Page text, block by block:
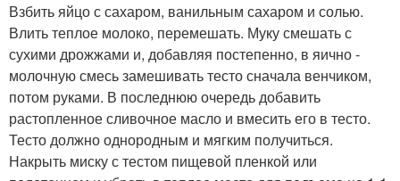
Взбить яйцо с сахаром, ванильным сахаром и солью.
Влить теплое молоко, перемешать. Муку смешать с
сухими дрожжами и, добавляя постепенно, в яично -
молочную смесь замешивать тесто сначала венчиком,
потом руками. В последнюю очередь добавить
растопленное сливочное масло и вмесить его в тесто.
Тесто должно однородным и мягким получиться.
Накрыть миску с тестом пищевой пленкой или